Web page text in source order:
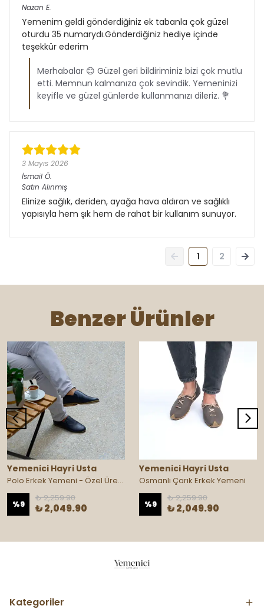
Nazan E.
Yemenim geldi gönderdiğiniz ek tabanla çok güzel
oturdu 35 numarydı.Gönderdiğiniz hediye içinde
teşekkür ederim
Merhabalar 😊 Güzel geri bildiriminiz bizi çok mutlu
etti. Memnun kalmanıza çok sevindik. Yemeninizi
keyifle ve güzel günlerde kullanmanızı dileriz. 💐
3 Mayıs 2026
İsmail Ö.
Satın Alınmış
Elinize sağlık, deriden, ayağa hava aldıran ve sağlıklı
yapısıyla hem şık hem de rahat bir kullanım sunuyor.
1 2
Benzer Ürünler
Yemenici Hayri Usta
Polo Erkek Yemeni - Özel Üretim
%9
₺ 2,259.90
₺ 2,049.90
Yemenici Hayri Usta
Osmanlı Çarık Erkek Yemeni
%9
₺ 2,259.90
₺ 2,049.90
Kategoriler